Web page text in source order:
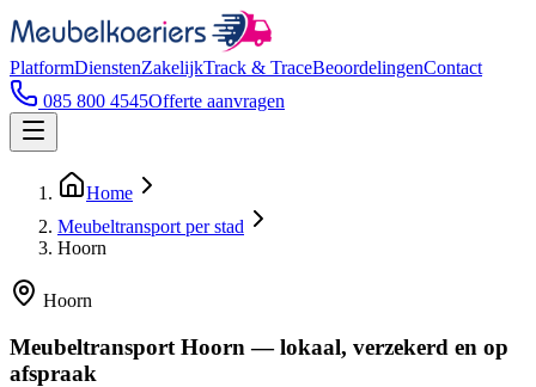
PlatformDienstenZakelijkTrack & TraceBeoordelingenContact
085 800 4545Offerte aanvragen
Home
Meubeltransport per stad
Hoorn
Hoorn
Meubeltransport Hoorn — lokaal, verzekerd en op
afspraak